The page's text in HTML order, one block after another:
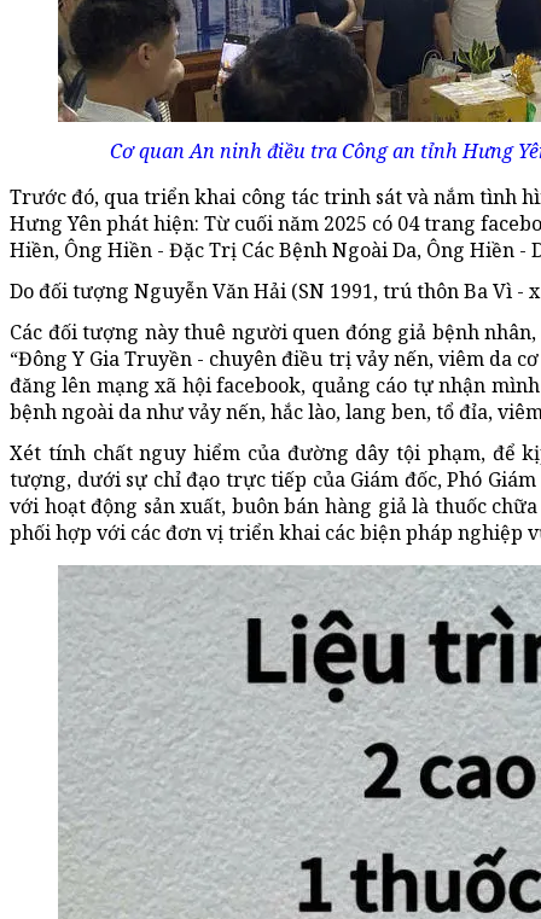
Cơ quan An ninh điều tra Công an tỉnh Hưng
Trước đó, qua triển khai công tác trinh sát và nắm tình
Hưng Yên phát hiện: Từ cuối năm 2025 có 04 trang
Hiền, Ông Hiền - Đặc Trị Các Bệnh Ngoài Da, Ông Hiền -
Do đối tượng Nguyễn Văn Hải (SN 1991, trú thôn Ba Vì -
Các đối tượng này thuê người quen đóng giả bệnh
“Đông Y Gia Truyền - chuyên điều trị vảy nến, viêm da
đăng lên mạng xã hội facebook, quảng cáo tự nhận
bệnh ngoài da như vảy nến, hắc lào, lang ben, tổ đỉa,
Xét tính chất nguy hiểm của đường dây tội phạm, để
tượng, dưới sự chỉ đạo trực tiếp của Giám đốc, Phó
với hoạt động sản xuất, buôn bán hàng giả là thuốc
phối hợp với các đơn vị triển khai các biện pháp nghiệp